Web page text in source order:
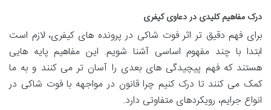
درک مفاهیم کلیدی در دعاوی کیفری
برای فهم دقیق تر اثر فوت شاکی در پرونده های کیفری، لازم است
ابتدا با چند مفهوم اساسی آشنا شویم. این مفاهیم پایه هایی
هستند که فهم پیچیدگی های بعدی را آسان تر می کنند و به ما
کمک می کنند تا درک کنیم چرا قانون در مواجهه با فوت شاکی در
انواع جرایم، رویکردهای متفاوتی دارد.